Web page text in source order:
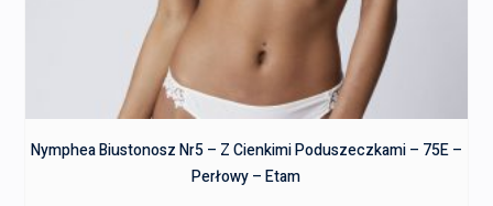
Nymphea Biustonosz Nr5 – Z Cienkimi Poduszeczkami – 75E –
Perłowy – Etam